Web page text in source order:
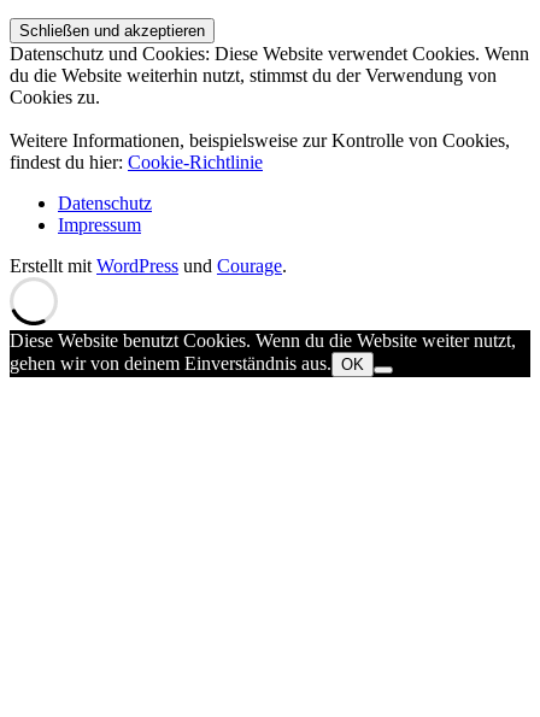
Datenschutz und Cookies: Diese Website verwendet Cookies. Wenn
du die Website weiterhin nutzt, stimmst du der Verwendung von
Cookies zu.
Weitere Informationen, beispielsweise zur Kontrolle von Cookies,
findest du hier: Cookie-Richtlinie
Datenschutz
Impressum
Erstellt mit WordPress und Courage.
Diese Website benutzt Cookies. Wenn du die Website weiter nutzt,
gehen wir von deinem Einverständnis aus. OK